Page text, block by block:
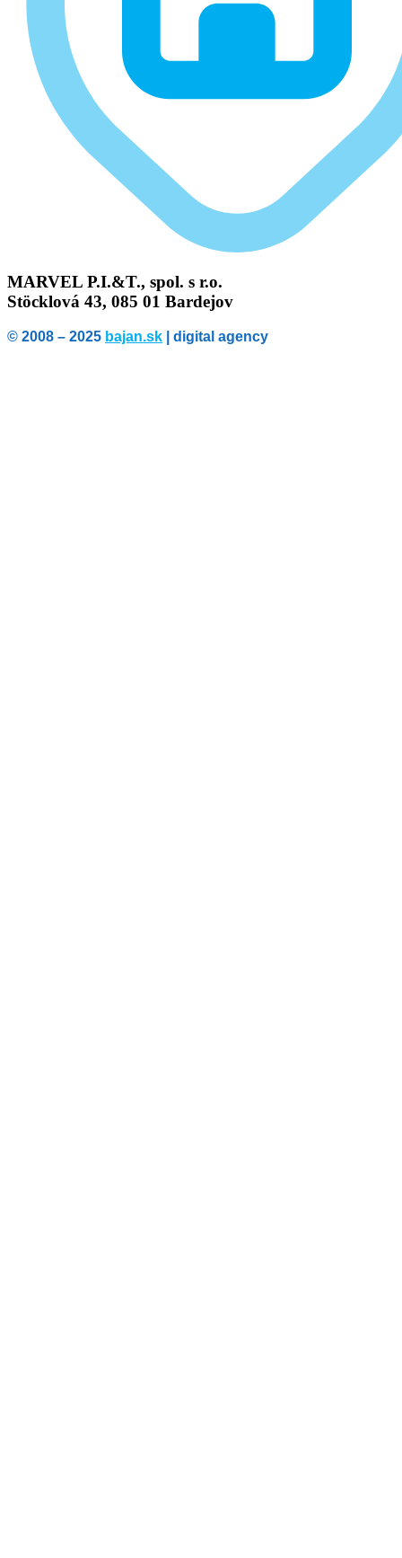
MARVEL P.I.&T., spol. s r.o.
Stöcklová 43, 085 01 Bardejov
© 2008 – 2025 bajan.sk | digital agency